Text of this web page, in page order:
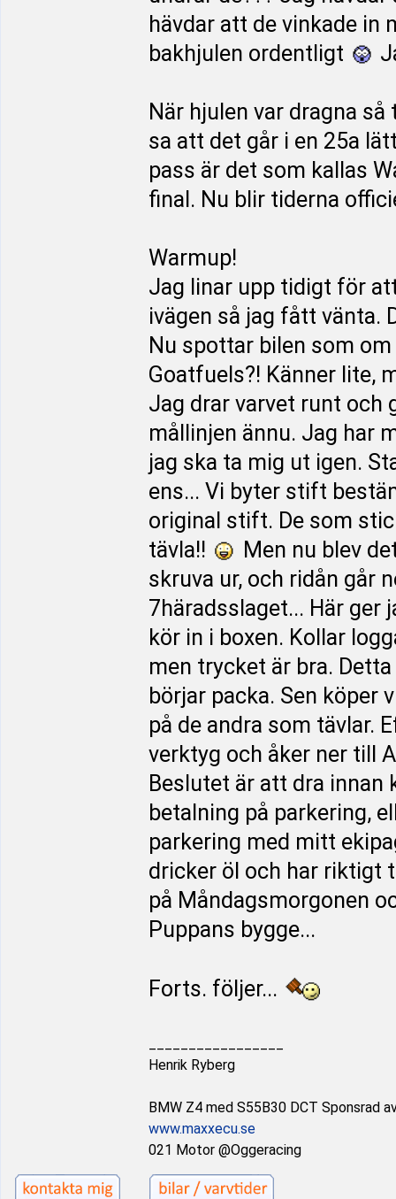
hävdar att de vinkade in
bakhjulen ordentligt
När hjulen var dragna
sa att det går i en 25a
pass är det som kallas
final. Nu blir tiderna
Warmup!
Jag linar upp tidigt för
ivägen så jag fått vänta.
Nu spottar bilen som
Goatfuels?! Känner lite,
Jag drar varvet runt och
mållinjen ännu. Jag har
jag ska ta mig ut igen.
ens... Vi byter stift
original stift. De som
tävla!!
Men nu blev
skruva ur, och ridån går
7häradsslaget... Här ger
kör in i boxen. Kollar
men trycket är bra.
börjar packa. Sen köper
på de andra som tävlar.
verktyg och åker ner till
Beslutet är att dra innan
betalning på parkering,
parkering med mitt
dricker öl och har riktigt
på Måndagsmorgonen
Puppans bygge...
Forts. följer...
Henrik Ryberg
BMW Z4 med S55B30 DCT Sponsrad
www.maxxecu.se
021 Motor @Oggeracing